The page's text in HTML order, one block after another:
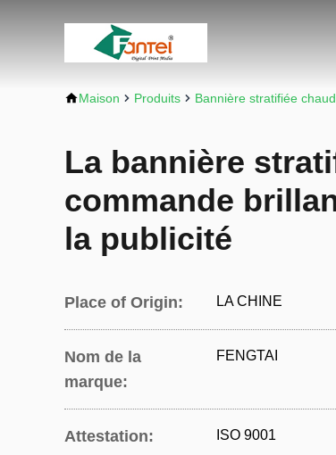
Maison Produits Bannière stratifiée
La bannière
commande
la publicité
Place of Origin: LA CHINE
Nom de la
marque:
FENGTAI
Attestation: ISO 9001